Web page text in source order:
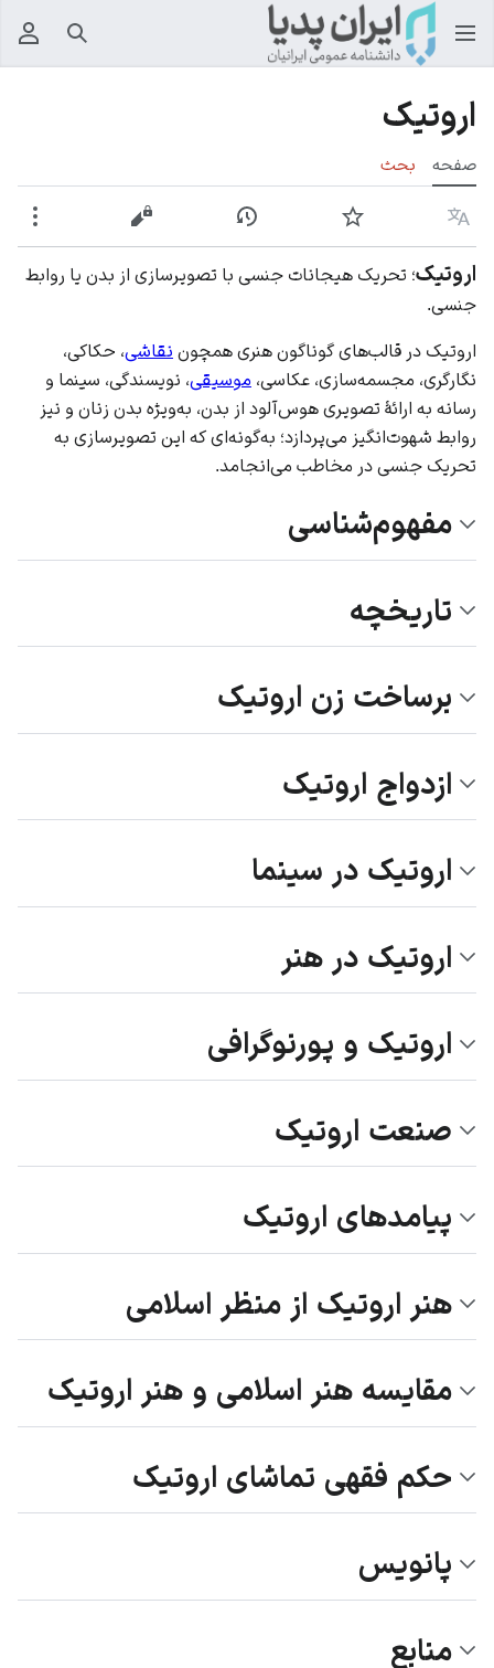
جستجو
اروتیک
صفحه بحث
زبان پیگیری نمایش تاریخچهنمایش مبدأ
اروتیک؛ تحریک هیجانات جنسی با تصویرسازی از بدن یا روابط
جنسی.
اروتیک در قالب‌های گوناگون هنری همچون نقاشی، حکاکی،
نگارگری، مجسمه‌سازی، عکاسی، موسیقی، نویسندگی، سینما و
رسانه به ارائۀ تصویری هوس‌آلود از بدن، به‌ویژه بدن زنان و نیز
روابط شهوت‌انگیز می‌پردازد؛ به‌گونه‌ای که این تصویرسازی به
تحریک جنسی در مخاطب می‌انجامد.
مفهوم‌شناسی
تاریخچه
برساخت زن اروتیک
ازدواج اروتیک
اروتیک در سینما
اروتیک در هنر
اروتیک و پورنوگرافی
صنعت اروتیک
پیامدهای اروتیک
هنر اروتیک از منظر اسلامی
مقایسه هنر اسلامی و هنر اروتیک
حکم فقهی تماشای اروتیک
پانویس
منابع